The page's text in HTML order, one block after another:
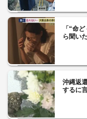
「“命
ら聞い
沖縄返
するに